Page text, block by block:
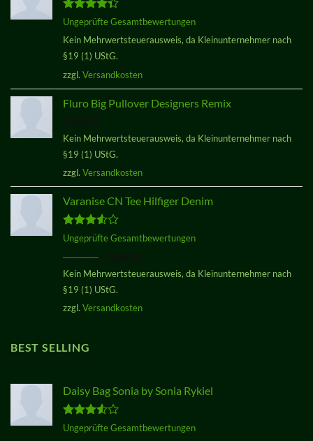
Bewertet
von 5
Ungeprüfte Gesamtbewertungen
Kein Mehrwertsteuerausweis, da Kleinunternehmer nach
§19 (1) UStG.
zzgl. Versandkosten
Fluro Big Pullover Designers Remix
Kein Mehrwertsteuerausweis, da Kleinunternehmer nach
§19 (1) UStG.
zzgl. Versandkosten
Varanise CN Tee Hilfiger Denim
Bewertet
von 5
Ungeprüfte Gesamtbewertungen
29,00€
Preis
war:
Preis
Kein Mehrwertsteuerausweis, da Kleinunternehmer nach
§19 (1) UStG.
zzgl. Versandkosten
BEST SELLING
Daisy Bag Sonia by Sonia Rykiel
Bewertet
Ungeprüfte Gesamtbewertungen